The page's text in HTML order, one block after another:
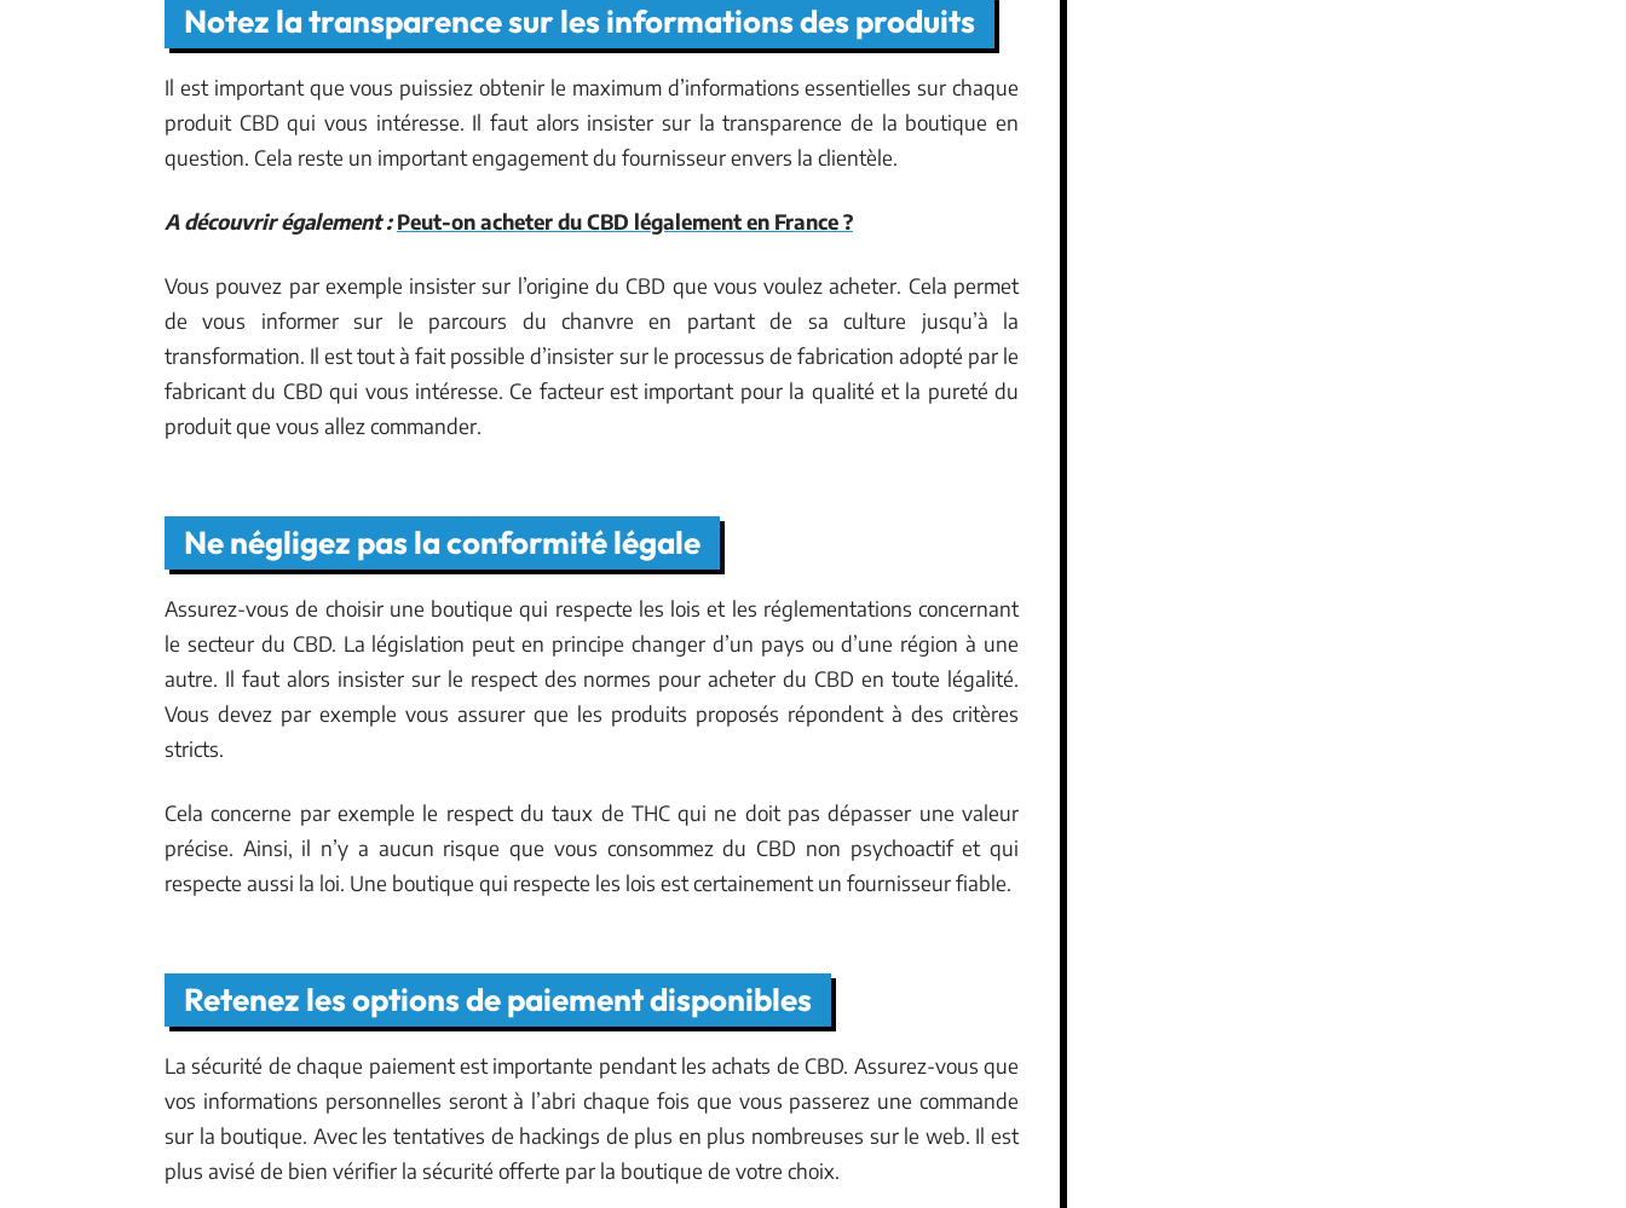
Notez la transparence sur les informations des produits
Il est important que vous puissiez obtenir le maximum d’informations essentielles sur chaque
produit CBD qui vous intéresse. Il faut alors insister sur la transparence de la boutique en
question. Cela reste un important engagement du fournisseur envers la clientèle.
A découvrir également : Peut-on acheter du CBD légalement en France ?
Vous pouvez par exemple insister sur l’origine du CBD que vous voulez acheter. Cela permet
de vous informer sur le parcours du chanvre en partant de sa culture jusqu’à la
transformation. Il est tout à fait possible d’insister sur le processus de fabrication adopté par le
fabricant du CBD qui vous intéresse. Ce facteur est important pour la qualité et la pureté du
produit que vous allez commander.
Ne négligez pas la conformité légale
Assurez-vous de choisir une boutique qui respecte les lois et les réglementations concernant
le secteur du CBD. La législation peut en principe changer d’un pays ou d’une région à une
autre. Il faut alors insister sur le respect des normes pour acheter du CBD en toute légalité.
Vous devez par exemple vous assurer que les produits proposés répondent à des critères
stricts.
Cela concerne par exemple le respect du taux de THC qui ne doit pas dépasser une valeur
précise. Ainsi, il n’y a aucun risque que vous consommez du CBD non psychoactif et qui
respecte aussi la loi. Une boutique qui respecte les lois est certainement un fournisseur fiable.
Retenez les options de paiement disponibles
La sécurité de chaque paiement est importante pendant les achats de CBD. Assurez-vous que
vos informations personnelles seront à l’abri chaque fois que vous passerez une commande
sur la boutique. Avec les tentatives de hackings de plus en plus nombreuses sur le web. Il est
plus avisé de bien vérifier la sécurité offerte par la boutique de votre choix.